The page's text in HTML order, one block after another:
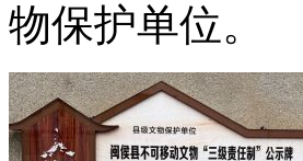
物保护单位。